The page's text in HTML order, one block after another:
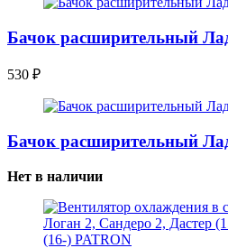
Бачок расширительный
530 ₽
Бачок расширительный
Нет в наличии